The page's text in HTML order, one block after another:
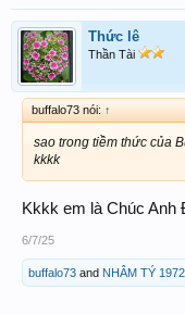
Thức lê
Thần Tài
buffalo73 nói: ↑
sao trong tiềm thức của
kkkk
Kkkk em là Chúc Anh
6/7/25
buffalo73 and NHÂM TÝ 1972